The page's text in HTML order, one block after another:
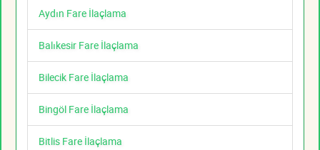
Aydın Fare İlaçlama
Balıkesir Fare İlaçlama
Bilecik Fare İlaçlama
Bingöl Fare İlaçlama
Bitlis Fare İlaçlama